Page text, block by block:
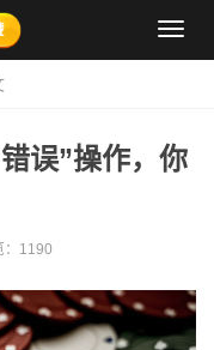
导
误”操作，你
1190